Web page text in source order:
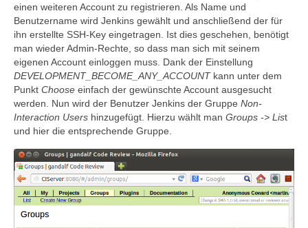
einen weiteren Account zu registrieren. Als Name und
Benutzername wird Jenkins gewählt und anschließend der für
ihn erstellte SSH-Key eingetragen. Ist dies geschehen, benötigt
man wieder Admin-Rechte, so dass man sich mit seinem
eigenen Account einloggen muss. Dank der Einstellung
DEVELOPMENT_BECOME_ANY_ACCOUNTkann unter dem
Punkt Choose einfach der gewünschte Account ausgesucht
werden. Nun wird der Benutzer Jenkins der Gruppe Non-
Interaction Users hinzugefügt. Hierzu wählt man Groups -> List
und hier die entsprechende Gruppe.